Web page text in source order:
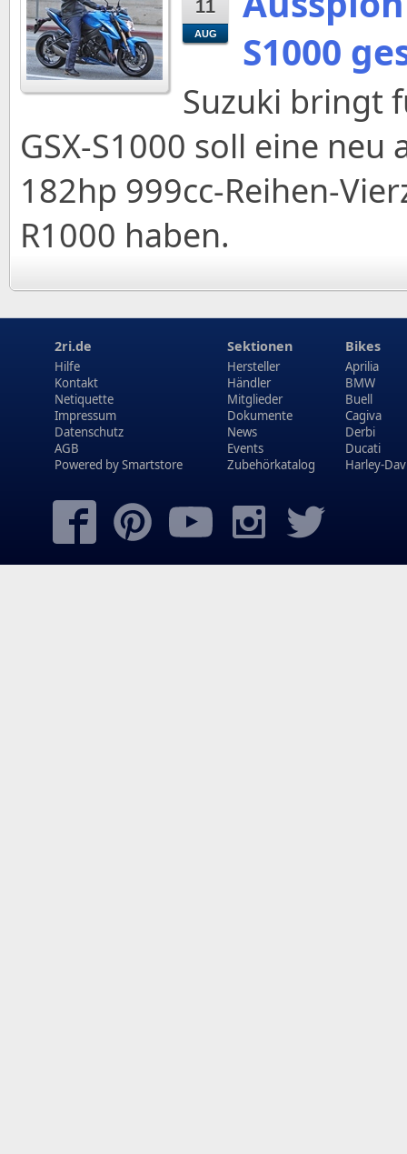
11
AUG
S1000
Suzuki bringt
GSX-S1000 soll eine
182hp 999cc-Reihen-
R1000 haben.
2ri.de
Hilfe
Kontakt
Netiquette
Impressum
Datenschutz
AGB
Powered bySmartstore
Sektionen
Hersteller
Händler
Mitglieder
Dokumente
News
Events
Zubehörkatalog
Bikes
Aprilia
BMW
Buell
Cagiva
Derbi
Ducati
Harley-